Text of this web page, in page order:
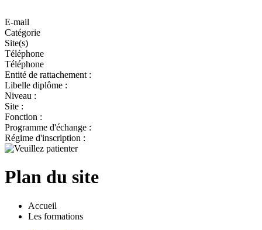
E-mail
Catégorie
Site(s)
Téléphone
Téléphone
Entité de rattachement :
Libelle diplôme :
Niveau :
Site :
Fonction :
Programme d'échange :
Régime d'inscription :
Plan du site
Accueil
Les formations